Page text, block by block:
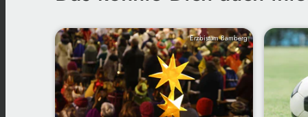
Erzbistum Bamberg